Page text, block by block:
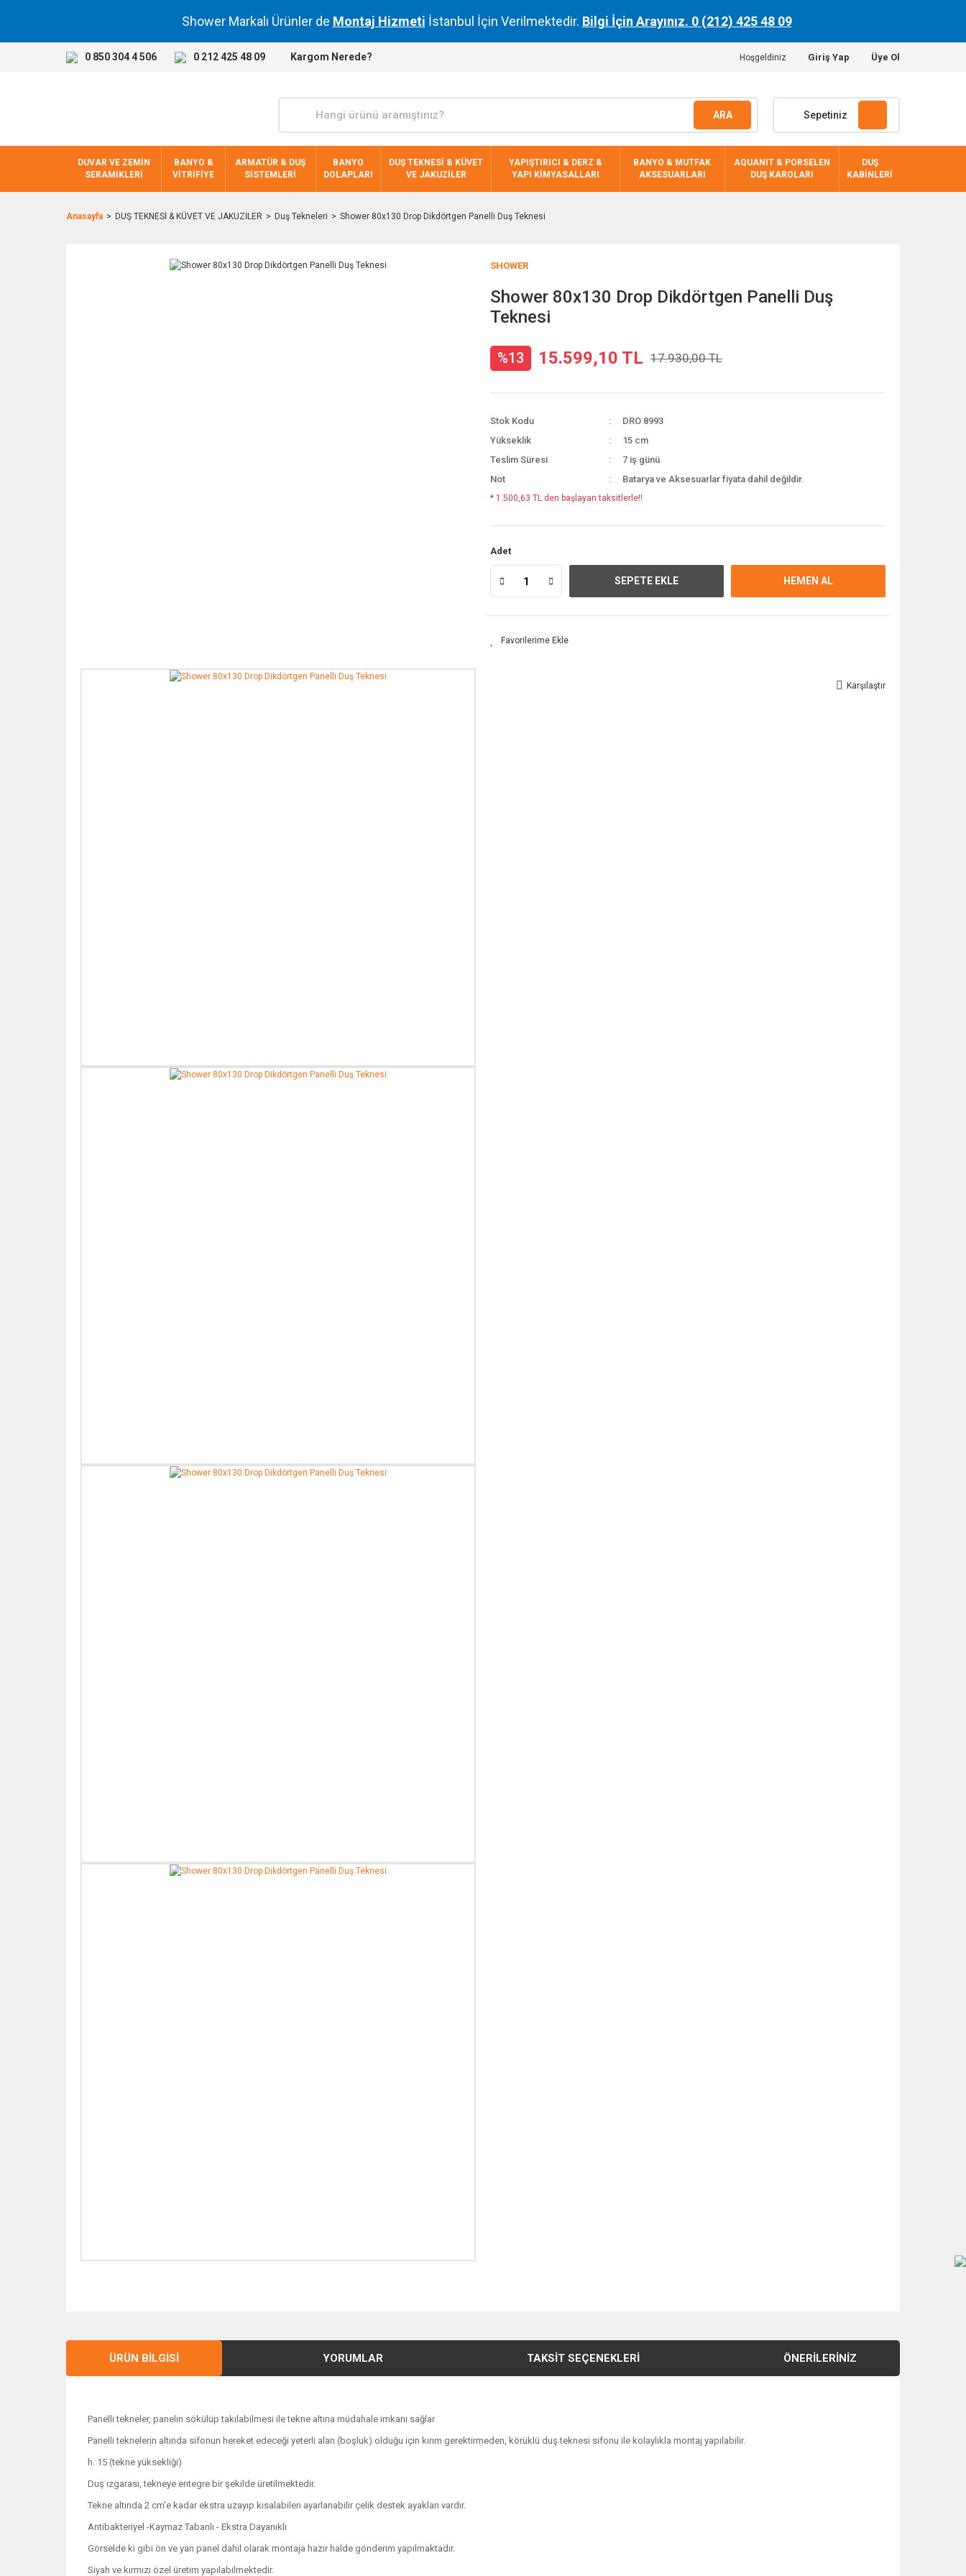
Shower Markalı Ürünler de Montaj Hizmeti İstanbul İçin Verilmektedir. Bilgi İçin Arayınız. 0 (212) 425 48 09
0 850 304 4 506 0 212 425 48 09 Kargom Nerede? Hoşgeldiniz Giriş Yap Üye Ol
ARA Sepetiniz
DUVAR VE ZEMİN
SERAMİKLERİ
BANYO &
VİTRİFİYE
ARMATÜR & DUŞ
SİSTEMLERİ
BANYO
DOLAPLARI
DUŞ TEKNESİ & KÜVET
VE JAKUZİLER
YAPIŞTIRICI & DERZ &
YAPI KİMYASALLARI
BANYO & MUTFAK
AKSESUARLARI
AQUANIT & PORSELEN
DUŞ KAROLARI
DUŞ
KABİNLERİ
Anasayfa DUŞ TEKNESİ & KÜVET VE JAKUZİLER Duş Tekneleri Shower 80x130 Drop Dikdörtgen Panelli Duş Teknesi
SHOWER
Shower 80x130 Drop Dikdörtgen Panelli Duş
Teknesi
%13 15.599,10 TL 17.930,00 TL
Stok Kodu
DRO 8993
Yükseklik
15 cm
Teslim Süresi
7 iş günü
Not
Batarya ve Aksesuarlar fiyata dahil değildir.
* 1.500,63 TL den başlayan taksitlerle!!
Adet
SEPETE EKLE HEMEN AL
Karşılaştır
ÜRÜN BILGISI YORUMLAR TAKSIT SEÇENEKLERI ÖNERILERINIZ
Panelli tekneler, panelin sökülüp takılabilmesi ile tekne altına müdahale imkanı sağlar.
Panelli teknelerin altında sifonun hereket edeceği yeterli alan (boşluk) olduğu için kırım gerektirmeden, körüklü duş teknesi sifonu ile kolaylıkla montaj yapılabilir.
h. 15 (tekne yüksekliği)
Duş ızgarası, tekneye entegre bir şekilde üretilmektedir.
Tekne altında 2 cm'e kadar ekstra uzayıp kısalabilen ayarlanabilir çelik destek ayakları vardır.
Antibakteriyel -Kaymaz Tabanlı - Ekstra Dayanıklı
Görselde ki gibi ön ve yan panel dahil olarak montaja hazır halde gönderim yapılmaktadır.
Siyah ve kırmızı özel üretim yapılabilmektedir.